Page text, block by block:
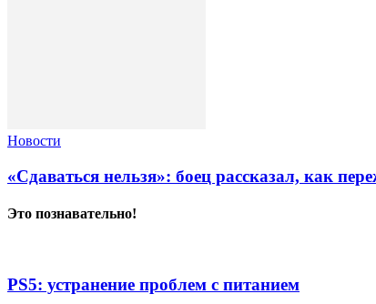
Новости
«Сдаваться нельзя»: боец рассказал, как
Это познавательно!
PS5: устранение проблем с питанием